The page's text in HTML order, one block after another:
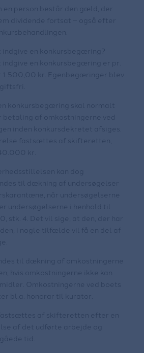
en person består den gæld, der
dividende fortsat – også efter
indgive en konkursbegæring?
en konkursbegæring er pr.
1.500,00 kr. Egenbegæringer blev
konkursbegæring skal normalt
betaling af omkostningerne ved
inden konkursdekretet afsiges.
fastsættes af skifteretten,
kr.
kan dog
til dækning af undersøgelser
når undersøgelserne
undersøgelserne i henhold til
stk. 4. Det vil sige, at den, der har
i nogle tilfælde vil få en del af
til dækning af omkostningerne
hvis omkostningerne ikke kan
Omkostningerne ved boets
bl.a. honorar til kurator.
af skifteretten efter en
af det udførte arbejde og
tid.